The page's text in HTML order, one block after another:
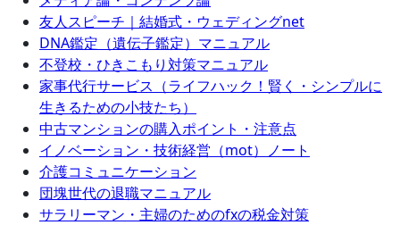
友人スピーチ｜結婚式・ウェディングnet
DNA鑑定（遺伝子鑑定）マニュアル
不登校・ひきこもり対策マニュアル
家事代行サービス（ライフハック！賢く・シンプルに
生きるための小技たち）
中古マンションの購入ポイント・注意点
イノベーション・技術経営（mot）ノート
介護コミュニケーション
団塊世代の退職マニュアル
サラリーマン・主婦のためのfxの税金対策